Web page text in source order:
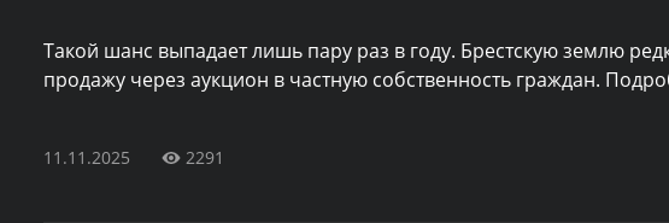
Такой шанс выпадает лишь пару раз в году. Брестскую землю
продажу через аукцион в частную собственность граждан.
11.11.2025 2291